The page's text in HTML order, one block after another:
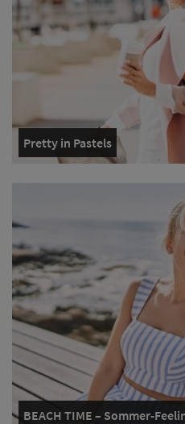
Pretty in Pastels
BEACH TIME – Sommer-